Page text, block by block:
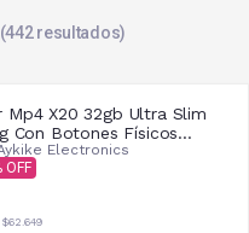
442resultados
Mp4 X20 32gb Ultra Slim
Con Botones Físicos
1.8 Color Y Grabador
Electronics
$62.649